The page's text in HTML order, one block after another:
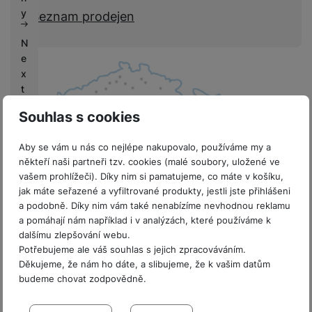
Souhlas s cookies
Aby se vám u nás co nejlépe nakupovalo, používáme my a
někteří naši partneři tzv. cookies (malé soubory, uložené ve
vašem prohlížeči). Díky nim si pamatujeme, co máte v košíku,
jak máte seřazené a vyfiltrované produkty, jestli jste přihlášeni
a podobně. Díky nim vám také nenabízíme nevhodnou reklamu
a pomáhají nám například i v analýzách, které používáme k
dalšímu zlepšování webu.
Potřebujeme ale váš souhlas s jejich zpracováváním.
Děkujeme, že nám ho dáte, a slibujeme, že k vašim datům
budeme chovat zodpovědně.
Nastavení souhlasů s kategoriemi
y
y
N
e
x
t
if
V
ý
k
u
p
y
Seznam prodejen
8 prodejen v ČR
Sdružení